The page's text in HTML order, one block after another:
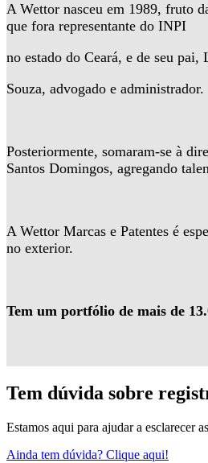
A Wettor nasceu em 1989, fruto
que fora representante do INPI
no estado do Ceará, e de seu
Souza, advogado e administrador.
Posteriormente, somaram-se à
Santos Domingos, agregando
A Wettor Marcas e Patentes é
no exterior.
Tem um portfólio de mais de
Tem dúvida sobre
Estamos aqui para ajudar a esclarecer
Ainda tem dúvida? Clique aqui!